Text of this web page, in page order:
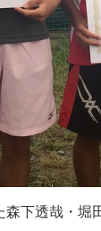
下透哉・堀